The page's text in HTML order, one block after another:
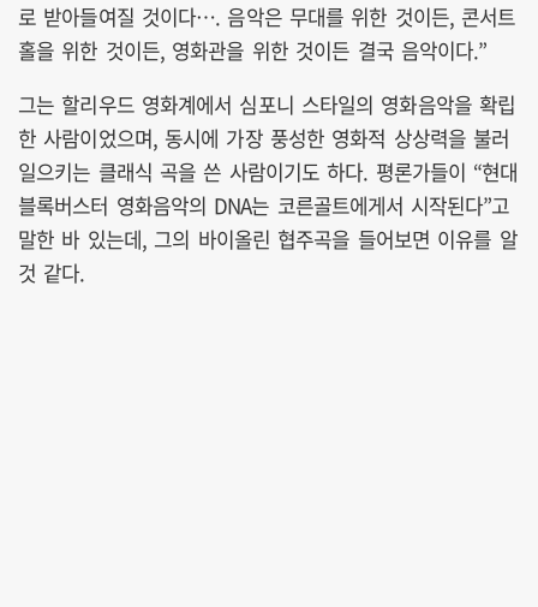
로 받아들여질 것이다…. 음악은 무대를 위한 것이든, 콘서트
홀을 위한 것이든, 영화관을 위한 것이든 결국 음악이다.”
그는 할리우드 영화계에서 심포니 스타일의 영화음악을 확립
한 사람이었으며, 동시에 가장 풍성한 영화적 상상력을 불러
일으키는 클래식 곡을 쓴 사람이기도 하다. 평론가들이 “현대
블록버스터 영화음악의 DNA는 코른골트에게서 시작된다”고
말한 바 있는데, 그의 바이올린 협주곡을 들어보면 이유를 알
것 같다.